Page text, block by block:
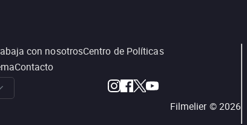
con nosotrosCentro de Políticas
Contacto
Filmelier ©2026